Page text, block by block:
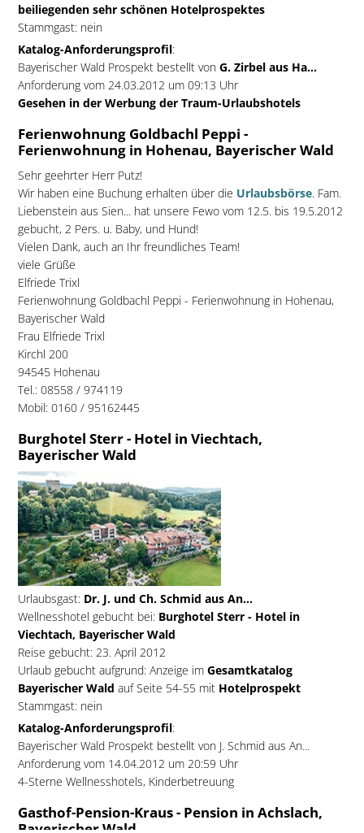
beiliegenden sehr schönen Hotelprospektes
Stammgast: nein
Katalog-Anforderungsprofil:
Bayerischer Wald Prospekt bestellt von G. Zirbel aus Ha...
Anforderung vom 24.03.2012 um 09:13 Uhr
Gesehen in der Werbung der Traum-Urlaubshotels
Ferienwohnung Goldbachl Peppi -
Ferienwohnung in Hohenau, Bayerischer Wald
Sehr geehrter Herr Putz!
Wir haben eine Buchung erhalten über die Urlaubsbörse. Fam.
Liebenstein aus Sien... hat unsere Fewo vom 12.5. bis 19.5.2012
gebucht, 2 Pers. u. Baby, und Hund!
Vielen Dank, auch an Ihr freundliches Team!
viele Grüße
Elfriede Trixl
Ferienwohnung Goldbachl Peppi - Ferienwohnung in Hohenau,
Bayerischer Wald
Frau Elfriede Trixl
Kirchl 200
94545 Hohenau
Tel.: 08558 / 974119
Mobil: 0160 / 95162445
Burghotel Sterr - Hotel in Viechtach,
Bayerischer Wald
Urlaubsgast:Dr. J. und Ch. Schmid aus An...
Wellnesshotel gebucht bei:Burghotel Sterr - Hotel in
Viechtach, Bayerischer Wald
Reise gebucht: 23. April 2012
Urlaub gebucht aufgrund: Anzeige im Gesamtkatalog
Bayerischer Wald auf Seite 54-55 mit Hotelprospekt
Stammgast: nein
Katalog-Anforderungsprofil:
Bayerischer Wald Prospekt bestellt von J. Schmid aus An...
Anforderung vom 14.04.2012 um 20:59 Uhr
4-Sterne Wellnesshotels, Kinderbetreuung
Gasthof-Pension-Kraus - Pension in Achslach,
Bayerischer Wald